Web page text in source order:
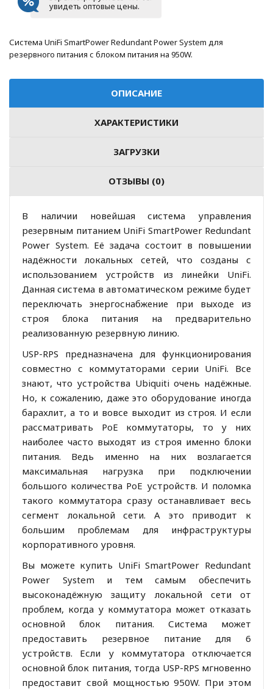
увидеть оптовые цены.
Система UniFi SmartPower Redundant Power System для
резервного питания с блоком питания на 950W.
ОПИСАНИЕ
ХАРАКТЕРИСТИКИ
ЗАГРУЗКИ
ОТЗЫВЫ (0)
В наличии новейшая система управления
резервным питанием UniFi SmartPower Redundant
Power System. Её задача состоит в повышении
надёжности локальных сетей, что созданы с
использованием устройств из линейки UniFi.
Данная система в автоматическом режиме будет
переключать энергоснабжение при выходе из
строя блока питания на предварительно
реализованную резервную линию.
USP-RPS предназначена для функционирования
совместно с коммутаторами серии UniFi. Все
знают, что устройства Ubiquiti очень надёжные.
Но, к сожалению, даже это оборудование иногда
барахлит, а то и вовсе выходит из строя. И если
рассматривать PoE коммутаторы, то у них
наиболее часто выходят из строя именно блоки
питания. Ведь именно на них возлагается
максимальная нагрузка при подключении
большого количества PoE устройств. И поломка
такого коммутатора сразу останавливает весь
сегмент локальной сети. А это приводит к
большим проблемам для инфраструктуры
корпоративного уровня.
Вы можете купить UniFi SmartPower Redundant
Power System и тем самым обеспечить
высоконадёжную защиту локальной сети от
проблем, когда у коммутатора может отказать
основной блок питания. Система может
предоставить резервное питание для 6
устройств. Если у коммутатора отключается
основной блок питания, тогда USP-RPS мгновенно
предоставит свой мощностью 950W. При этом